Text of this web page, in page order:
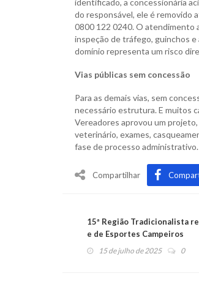
identificado, a concessionária
do responsável, ele é removido
0800 122 0240. O atendimento
inspeção de tráfego, guinchos e
domínio representa um risco
Vias públicas sem concessão
Para as demais vias, sem
necessário estrutura. E muitos
Vereadores aprovou um
veterinário, exames,
fase de processo administrativo.
Compartilhar
15ª Região Tradicionalista
e de Esportes Campeiros
15 de julho de 2025 0